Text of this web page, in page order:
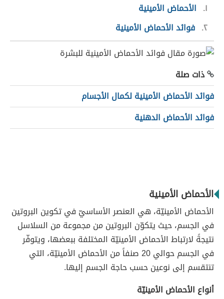
١
الأحماض الأمينية
٢ فوائد الأحماض الأمينية
ذات صلة
فوائد الأحماض الأمينية لكمال الأجسام
فوائد الأحماض الدهنية
الأحماض الأمينية
الأحماض الأمينيّة، هي العنصر الأساسيّ في تكوين البروتين
في الجسم، حيث يتكوّن البروتين من مجموعة من السلاسل
نتيجةً لارتباط الأحماض الأمينيّة المختلفة ببعضها، ويتوفّر
في الجسم حوالي 20 صنفاً من الأحماض الأمينيّة، التي
تنتقسم إلى نوعين حسب حاجة الجسم إليها.
أنواع الأحماض الأمينيّة